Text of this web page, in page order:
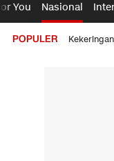
You Nasional
POPULER Kekeringan